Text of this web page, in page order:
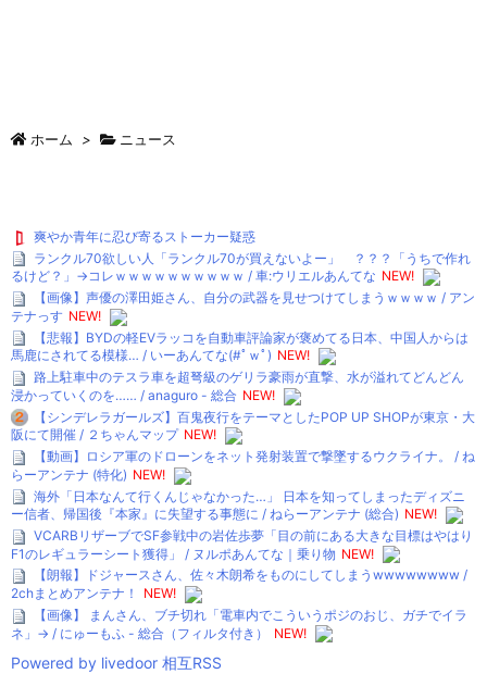
ホーム > ニュース
爽やか青年に忍び寄るストーカー疑惑
ランクル70欲しい人「ランクル70が買えないよー」 ？？？「うちで作れ
るけど？」→コレｗｗｗｗｗｗｗｗｗｗ / 車:ウリエルあんてな NEW!
【画像】声優の澤田姫さん、自分の武器を見せつけてしまうｗｗｗｗ / アン
テナっす NEW!
【悲報】BYDの軽EVラッコを自動車評論家が褒めてる日本、中国人からは
馬鹿にされてる模様… / いーあんてな(#ﾟｗﾟ) NEW!
路上駐車中のテスラ車を超弩級のゲリラ豪雨が直撃、水が溢れてどんどん
浸かっていくのを…… / anaguro - 総合 NEW!
【シンデレラガールズ】百鬼夜行をテーマとしたPOP UP SHOPが東京・大
阪にて開催 / ２ちゃんマップ NEW!
【動画】ロシア軍のドローンをネット発射装置で撃墜するウクライナ。 / ね
らーアンテナ (特化) NEW!
海外「日本なんて行くんじゃなかった…」 日本を知ってしまったディズニ
ー信者、帰国後『本家』に失望する事態に / ねらーアンテナ (総合) NEW!
VCARBリザーブでSF参戦中の岩佐歩夢「目の前にある大きな目標はやはり
F1のレギュラーシート獲得」 / ヌルポあんてな｜乗り物 NEW!
【朗報】ドジャースさん、佐々木朗希をものにしてしまうwwwwwwww /
2chまとめアンテナ！
NEW!
【画像】 まんさん、ブチ切れ「電車内でこういうポジのおじ、ガチでイラ
ネ」→ / にゅーもふ - 総合（フィルタ付き）
NEW!
Powered by livedoor 相互RSS